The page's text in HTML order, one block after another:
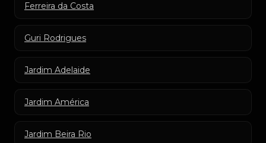
Ferreira da Costa
Guri Rodrigues
Jardim Adelaide
Jardim América
Jardim Beira Rio